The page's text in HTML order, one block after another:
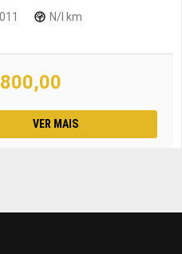
N/I km
VER MAIS